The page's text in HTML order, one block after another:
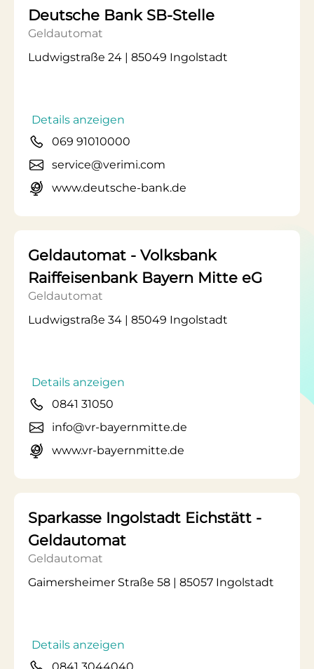
Deutsche Bank SB-Stelle
Geldautomat
Ludwigstraße 24 | 85049 Ingolstadt
Details anzeigen
069 91010000
service@verimi.com
www.deutsche-bank.de
Geldautomat - Volksbank
Raiffeisenbank Bayern Mitte eG
Geldautomat
Ludwigstraße 34 | 85049 Ingolstadt
Details anzeigen
0841 31050
info@vr-bayernmitte.de
www.vr-bayernmitte.de
Sparkasse Ingolstadt Eichstätt -
Geldautomat
Geldautomat
Gaimersheimer Straße 58 | 85057 Ingolstadt
Details anzeigen